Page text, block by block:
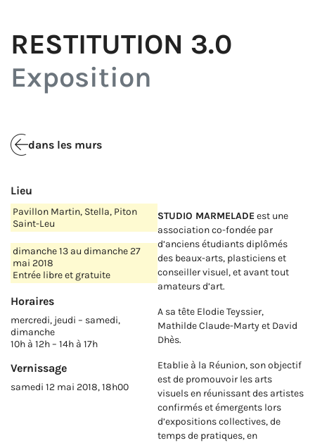
RESTITUTION 3.0
Exposition
dans les murs
Lieu
Pavillon Martin, Stella, Piton
Saint-Leu
dimanche 13 au dimanche 27
mai 2018
Entrée libre et gratuite
Horaires
mercredi, jeudi – samedi,
dimanche
10h à 12h – 14h à 17h
Vernissage
samedi 12 mai 2018, 18h00
STUDIO MARMELADEest une
association co-fondée par
d’anciens étudiants diplômés
des beaux-arts, plasticiens et
conseiller visuel, et avant tout
amateurs d’art.
A sa tête Elodie Teyssier,
Mathilde Claude-Marty et David
Dhès.
Etablie à la Réunion, son objectif
est de promouvoir les arts
visuels en réunissant des artistes
confirmés et émergents lors
d’expositions collectives, de
temps de pratiques, en